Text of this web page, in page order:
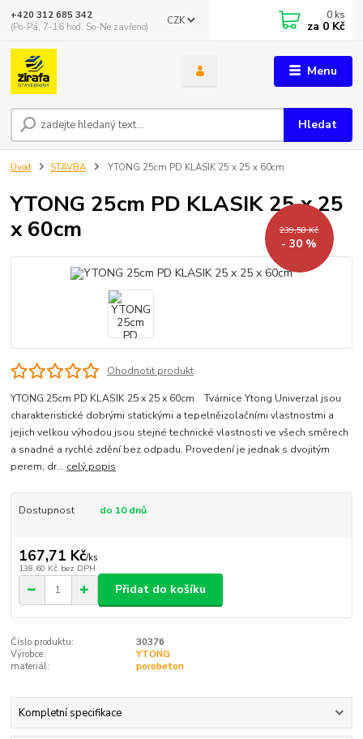
Menu
CZK
Hledat
+420 312 685 342
(Po-Pá, 7-16 hod. So-Ne zavřeno)
0 ks
za 0 Kč
Úvod STAVBA YTONG 25cm PD KLASIK 25 x 25 x 60cm
YTONG 25cm PD KLASIK 25 x 25
x 60cm
239,58 Kč
- 30 %
Ohodnotit produkt
YTONG 25cm PD KLASIK 25 x 25 x 60cm Tvárnice Ytong Univerzal jsou
charakteristické dobrými statickými a tepelněizolačními vlastnostmi a
jejich velkou výhodou jsou stejné technické vlastnosti ve všech směrech
a snadné a rychlé zdění bez odpadu. Provedení je jednak s dvojitým
perem, dr... celý popis
Dostupnost do 10 dnů
167,71 Kč/ks
138,60 Kč bez DPH
Přidat do košíku
Číslo produktu:
30376
Výrobce:
YTONG
materiál:
porobeton
Kompletní specifikace